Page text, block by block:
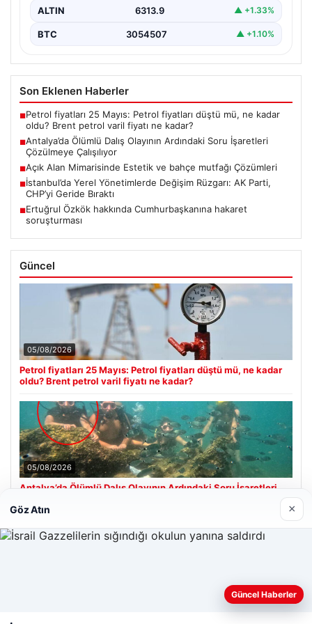
ALTIN 6313.9 ▲ +1.33%
BTC 3054507 ▲ +1.10%
Son Eklenen Haberler
■Petrol fiyatları 25 Mayıs: Petrol fiyatları düştü mü, ne kadar
oldu? Brent petrol varil fiyatı ne kadar?
■Antalya’da Ölümlü Dalış Olayının Ardındaki Soru İşaretleri
Çözülmeye Çalışılıyor
■Açık Alan Mimarisinde Estetik ve bahçe mutfağı Çözümleri
■İstanbul’da Yerel Yönetimlerde Değişim Rüzgarı: AK Parti,
CHP’yi Geride Bıraktı
■Ertuğrul Özkök hakkında Cumhurbaşkanına hakaret
soruşturması
Güncel
05/08/2026
Petrol fiyatları 25 Mayıs: Petrol fiyatları düştü mü, ne kadar
oldu? Brent petrol varil fiyatı ne kadar?
05/08/2026
Antalya’da Ölümlü Dalış Olayının Ardındaki Soru İşaretleri
Web sitemizi nasıl kullandığınızı daha iyi anlayabilmek,
deneyiminizi kişiselleştirmek ve geliştirmek amacıyla çerezler
kullanıyoruz.
Göz Atın ×
Güncel Haberler